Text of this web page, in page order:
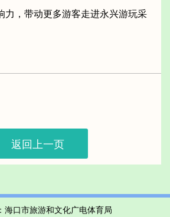
力，带动更多游客走进永兴游玩采
返回上一页
海口市旅游和文化广电体育局